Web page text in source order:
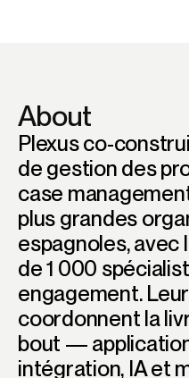
About
Plexus co-
de gestion des
case
plus grandes
espagnoles, avec
de 1 000
engagement.
coordonnent la
bout —
intégration, IA et